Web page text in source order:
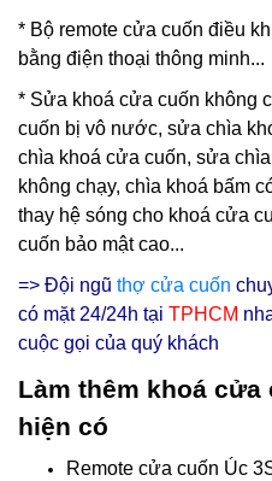
* Bộ remote cửa cuốn điều
bằng điện thoại thông minh...
* Sửa khoá cửa cuốn không
cuốn bị vô nước, sửa chìa
chìa khoá cửa cuốn, sửa
không chạy, chìa khoá bấm
thay hệ sóng cho khoá cửa
cuốn bảo mật cao...
=> Đội ngũ thợ cửa cuốn
có mặt 24/24h tại TPHCM
cuộc gọi của quý khách
Làm thêm khoá cửa
hiện có
Remote cửa cuốn Úc